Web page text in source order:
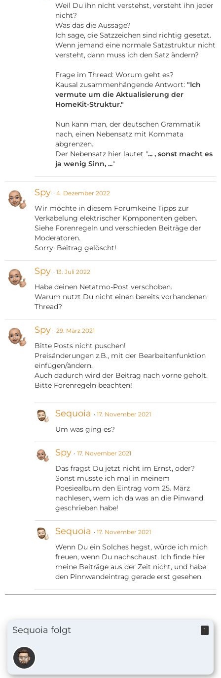
Weil Du ihn nicht verstehst, versteht ihn jeder
nicht?
Was das die Aussage?
Ich sage, die Satzzeichen sind richtig gesetzt.
Wenn jemand eine normale Satzstruktur nicht
versteht, dann muss ich den Satz ändern?
Frage im Thread: Worum geht es?
Kausal zusammenhängende Antwort: "Ich
vermute um die Aktualisierung der
HomeKit-Struktur."
Nun kann man, der deutschen Grammatik
nach, einen Nebensatz mit Kommata
abgrenzen.
Der Nebensatz hier lautet "... , sonst macht es
ja wenig Sinn, ..."
Spy 4. Dezember 2022
Wir möchte in diesem Forumkeine Tipps zur
Verkabelung elektrischer Kpmponenten geben.
Siehe Forenregeln und verschieden Beiträge der
Moderatoren.
Sorry. Beitrag gelöscht!
Spy 13. Juli 2022
Habe deinen Netatmo-Post verschoben.
Warum nutzt Du nicht einen bereits vorhandenen
Thread?
Spy 29. März 2021
Bitte Posts nicht puschen!
Preisänderungen z.B., mit der Bearbeitenfunktion
einfügen/ändern.
Auch dadurch wird der Beitrag nach vorne geholt.
Bitte Forenregeln beachten!
Sequoia 17. November 2021
Um was ging es?
Spy 17. November 2021
Das fragst Du jetzt nicht im Ernst, oder?
Sonst müsste ich mal in meinem
Poesiealbum den Eintrag vom 25. März
nachlesen, wem ich da was an die Pinwand
geschrieben habe!
Sequoia 17. November 2021
Wenn Du ein Solches hegst, würde ich mich
freuen, wenn Du nachschaust. Ich finde hier
meine Beiträge aus der Zeit nicht, und habe
den Pinnwandeintrag gerade erst gesehen.
Sequoia folgt 1